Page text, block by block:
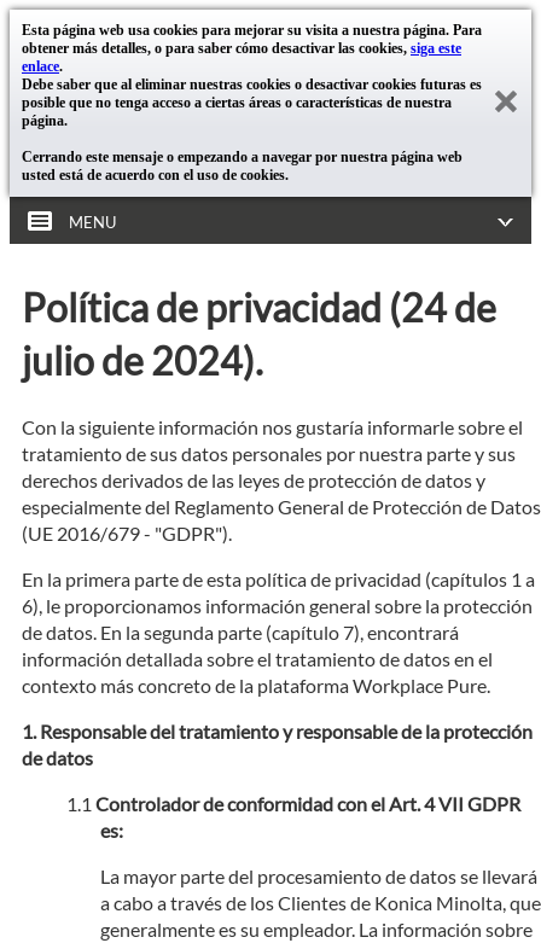
Esta página web usa cookies para mejorar su visita a nuestra página. Para
obtener más detalles, o para saber cómo desactivar las cookies, siga este
enlace.
Debe saber que al eliminar nuestras cookies o desactivar cookies futuras es
posible que no tenga acceso a ciertas áreas o características de nuestra
página.
Cerrando este mensaje o empezando a navegar por nuestra página web
usted está de acuerdo con el uso de cookies.
MENU
Política de privacidad (24 de
julio de 2024).
Con la siguiente información nos gustaría informarle sobre el
tratamiento de sus datos personales por nuestra parte y sus
derechos derivados de las leyes de protección de datos y
especialmente del Reglamento General de Protección de Datos
(UE 2016/679 - "GDPR").
En la primera parte de esta política de privacidad (capítulos 1 a
6), le proporcionamos información general sobre la protección
de datos. En la segunda parte (capítulo 7), encontrará
información detallada sobre el tratamiento de datos en el
contexto más concreto de la plataforma Workplace Pure.
Responsable del tratamiento y responsable de la protección
de datos
Controlador de conformidad con el Art. 4 VII GDPR
es:
La mayor parte del procesamiento de datos se llevará
a cabo a través de los Clientes de Konica Minolta, que
generalmente es su empleador. La información sobre